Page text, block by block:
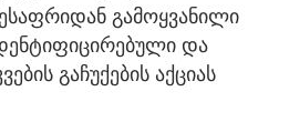
გამოყვანილი
და
გაჩუქების აქციას